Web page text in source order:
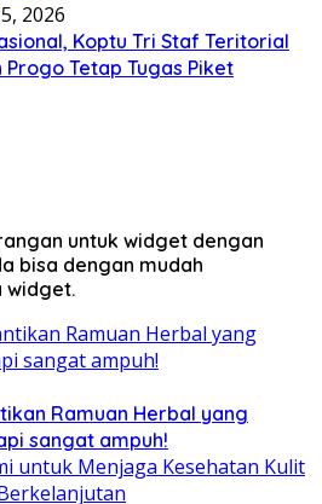
2026
Koptu Tri Staf Teritorial
Progo Tetap Tugas Piket
untuk widget dengan
bisa dengan mudah
widget.
Ramuan Herbal yang
sangat ampuh!